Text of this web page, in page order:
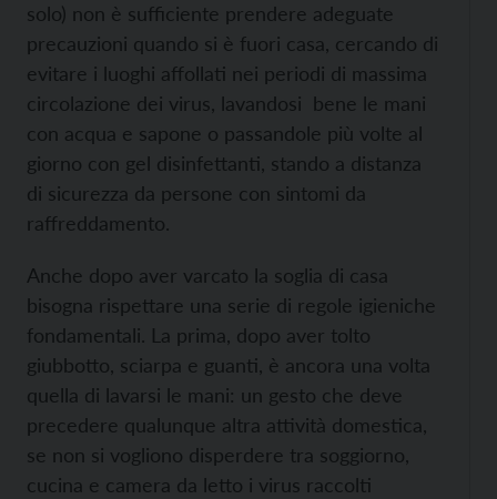
solo) non è sufficiente prendere adeguate
precauzioni quando si è fuori casa, cercando di
evitare i luoghi affollati nei periodi di massima
circolazione dei virus, lavandosi bene le mani
con acqua e sapone o passandole più volte al
giorno con gel disinfettanti, stando a distanza
di sicurezza da persone con sintomi da
raffreddamento.
Anche dopo aver varcato la soglia di casa
bisogna rispettare una serie di regole igieniche
fondamentali. La prima, dopo aver tolto
giubbotto, sciarpa e guanti, è ancora una volta
quella di lavarsi le mani: un gesto che deve
precedere qualunque altra attività domestica,
se non si vogliono disperdere tra soggiorno,
cucina e camera da letto i virus raccolti